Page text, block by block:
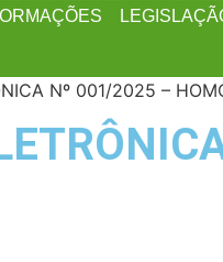
Nº 001/2025 –